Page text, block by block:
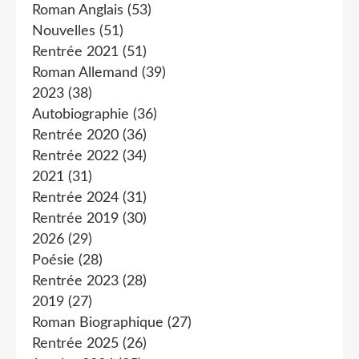
Roman Anglais (53)
Nouvelles (51)
Rentrée 2021 (51)
Roman Allemand (39)
2023 (38)
Autobiographie (36)
Rentrée 2020 (36)
Rentrée 2022 (34)
2021 (31)
Rentrée 2024 (31)
Rentrée 2019 (30)
2026 (29)
Poésie (28)
Rentrée 2023 (28)
2019 (27)
Roman Biographique (27)
Rentrée 2025 (26)